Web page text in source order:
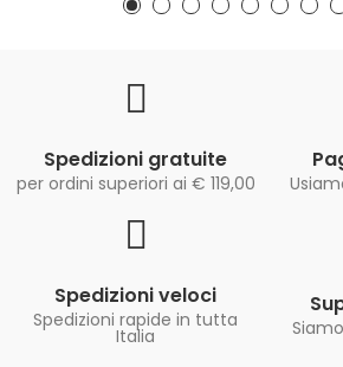
Spedizioni gratuite
per ordini superiori ai € 119,00
Spedizioni veloci
Spedizioni rapide in tutta
Italia